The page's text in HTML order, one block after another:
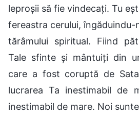
leproșii să fie vindecați. Tu
fereastra cerului, îngăduindu-
tărâmului spiritual. Fiind
Tale sfinte și mântuiți din
care a fost coruptă de
lucrarea Ta inestimabil de
inestimabil de mare. Noi